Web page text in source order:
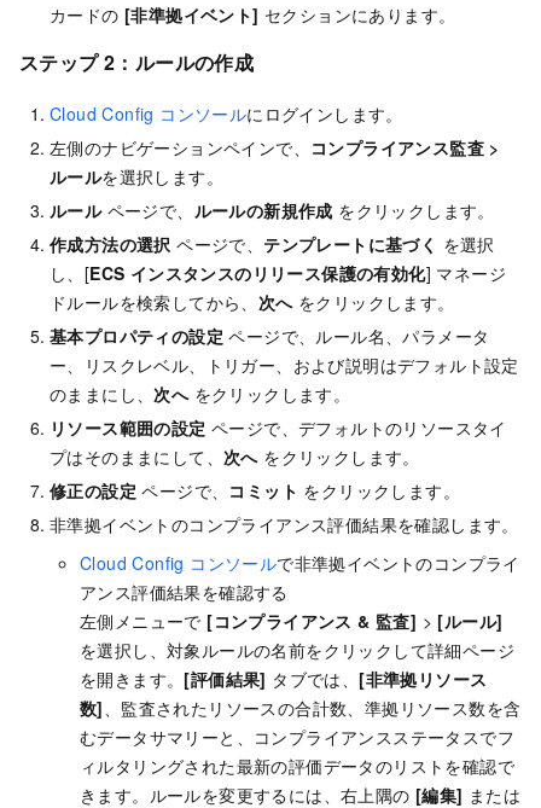
カードの [非準拠イベント] セクションにあります。
ステップ 2：ルールの作成
Cloud Config コンソールにログインします。
左側のナビゲーションペインで、 コンプライアンス監査 >
ルールを選択します。
ルールページで、 ルールの新規作成 をクリックします。
作成方法の選択 ページで、 テンプレートに基づく を選択
し、[ECS インスタンスのリリース保護の有効化] マネージ
ドルールを検索してから、 次へをクリックします。
基本プロパティの設定 ページで、ルール名、パラメータ
ー、リスクレベル、トリガー、および説明はデフォルト設定
のままにし、次へをクリックします。
リソース範囲の設定 ページで、デフォルトのリソースタイ
プはそのままにして、 次へをクリックします。
修正の設定 ページで、 コミット をクリックします。
非準拠イベントのコンプライアンス評価結果を確認します。
Cloud Config コンソールで非準拠イベントのコンプライ
アンス評価結果を確認する
左側メニューで [コンプライアンス & 監査] > [ルール]
を選択し、対象ルールの名前をクリックして詳細ページ
を開きます。 [評価結果] タブでは、 [非準拠リソース
数] 、監査されたリソースの合計数、準拠リソース数を含
むデータサマリーと、コンプライアンスステータスでフ
ィルタリングされた最新の評価データのリストを確認で
きます。ルールを変更するには、右上隅の [編集] または